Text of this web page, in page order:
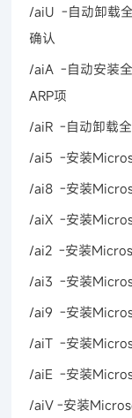
/aiU -自动卸载
确认
/aiA -自动安装
ARP项
/aiR -自动卸载
/ai5 -安装
/ai8 -安装
/aiX -安装
/ai2 -安装
/ai3 -安装
/ai9 -安装
/aiT -安装
/aiE -安装
/aiV -安装